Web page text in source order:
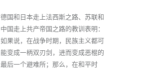
德国和日本走上法西斯之路、苏联和
中国走上共产帝国之路的教训表明：
如果说，在战争时期，民族主义都可
能变成一柄双刃剑，进而变成恶棍的
最后一个避难所；那么，在和平时